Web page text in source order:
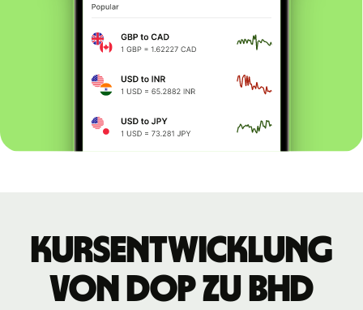
Kursentwicklung
von DOP zu BHD